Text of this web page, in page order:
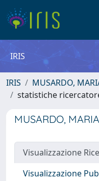
IRIS
IRIS
MUSARDO,
statistiche
MUSARDO,
Visualizzazione
Visualizzazione